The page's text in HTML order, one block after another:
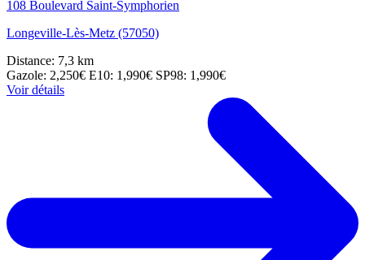
108 Boulevard Saint-Symphorien
Longeville-Lès-Metz (57050)
Distance: 7,3 km
Gazole: 2,250€ E10: 1,990€ SP98: 1,990€
Voir détails